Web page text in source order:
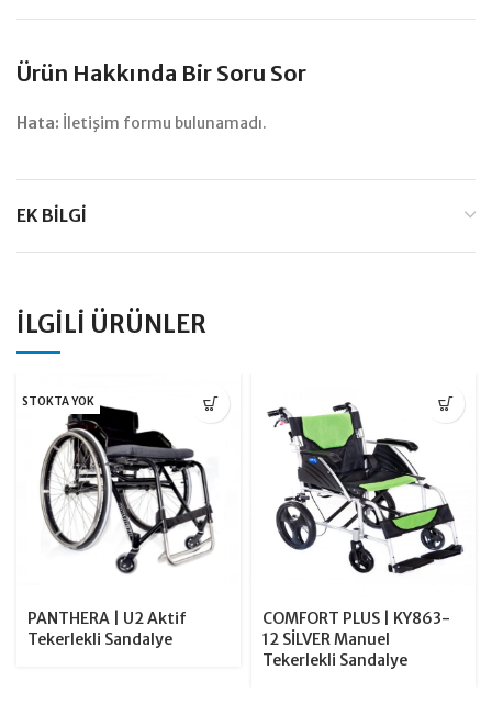
Ürün Hakkında Bir Soru Sor
Hata: İletişim formu bulunamadı.
EK BILGI
İLGILI ÜRÜNLER
STOKTA YOK
PANTHERA | U2 Aktif
Tekerlekli Sandalye
COMFORT PLUS | KY863-
12 SİLVER Manuel
Tekerlekli Sandalye